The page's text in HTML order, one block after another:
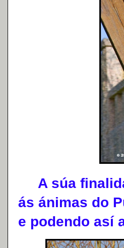
A súa
ás ánimas do
e podendo así